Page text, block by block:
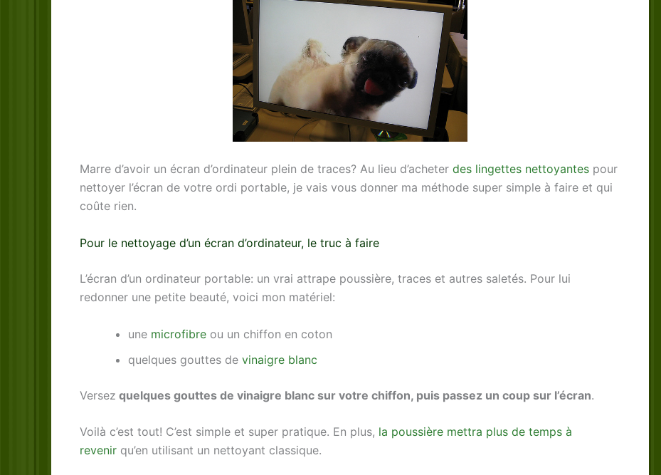
Marre d’avoir un écran d’ordinateur plein de traces? Au lieu d’acheter des lingettes nettoyantes pour
nettoyer l’écran de votre ordi portable, je vais vous donner ma méthode super simple à faire et qui
coûte rien.
Pour le nettoyage d’un écran d’ordinateur, le truc à faire
L’écran d’un ordinateur portable: un vrai attrape poussière, traces et autres saletés. Pour lui
redonner une petite beauté, voici mon matériel:
une microfibre ou un chiffon en coton
quelques gouttes de vinaigre blanc
Versez quelques gouttes de vinaigre blanc sur votre chiffon, puis passez un coup sur l’écran.
Voilà c’est tout! C’est simple et super pratique. En plus, la poussière mettra plus de temps à
revenir qu’en utilisant un nettoyant classique.